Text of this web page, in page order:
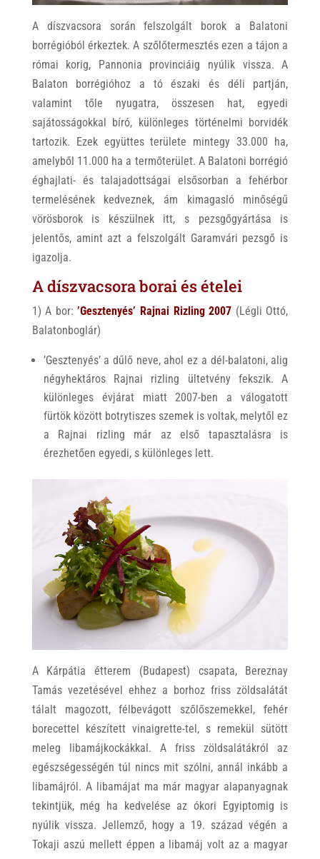
A díszvacsora során felszolgált borok a Balatoni
borrégióból érkeztek. A szőlőtermesztés ezen a tájon a
római korig, Pannonia provinciáig nyúlik vissza. A
Balaton borrégióhoz a tó északi és déli partján,
valamint tőle nyugatra, összesen hat, egyedi
sajátosságokkal bíró, különleges történelmi borvidék
tartozik. Ezek együttes területe mintegy 33.000 ha,
amelyből 11.000 ha a termőterület. A Balatoni borrégió
éghajlati- és talajadottságai elsősorban a fehérbor
termelésének kedveznek, ám kimagasló minőségű
vörösborok is készülnek itt, s pezsgőgyártása is
jelentős, amint azt a felszolgált Garamvári pezsgő is
igazolja.
A díszvacsora borai és ételei
1) A bor: ’Gesztenyés’ Rajnai Rizling 2007 (Légli Ottó,
Balatonboglár)
’Gesztenyés’ a dűlő neve, ahol ez a dél-balatoni, alig
négyhektáros Rajnai rizling ültetvény fekszik. A
különleges évjárat miatt 2007-ben a válogatott
fürtök között botrytiszes szemek is voltak, melytől ez
a Rajnai rizling már az első tapasztalásra is
érezhetően egyedi, s különleges lett.
A Kárpátia étterem (Budapest) csapata, Bereznay
Tamás vezetésével ehhez a borhoz friss zöldsalátát
tálalt magozott, félbevágott szőlőszemekkel, fehér
borecettel készített vinaigrette-tel, s remekül sütött
meleg libamájkockákkal. A friss zöldsalátákról az
egészségességén túl nincs mit szólni, annál inkább a
libamájról. A libamájat ma már magyar alapanyagnak
tekintjük, még ha kedvelése az ókori Egyiptomig is
nyúlik vissza. Jellemző, hogy a 19. század végén a
Tokaji aszú mellett éppen a libamáj volt az a magyar